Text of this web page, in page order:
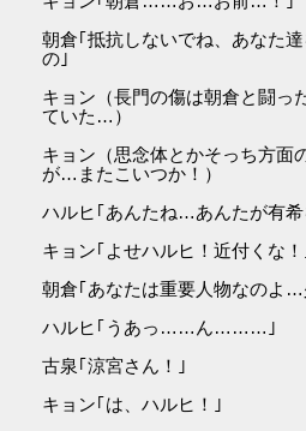
朝倉｢抵抗しないでね、あなた
の｣
キョン（長門の傷は朝倉と闘っ
ていた…）
キョン（思念体とかそっち方面
が…またこいつか！）
ハルヒ｢あんたね…あんたが有
キョン｢よせハルヒ！近付くな！
朝倉｢あなたは重要人物なのよ
ハルヒ｢うあっ……ん………｣
古泉｢涼宮さん！｣
キョン｢は、ハルヒ！｣